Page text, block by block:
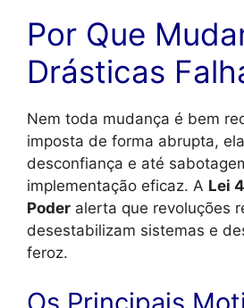
Por Que
Drásticas
Nem toda mudança é bem
imposta de forma abrupta,
desconfiança e até
implementação eficaz. A Lei
Poder alerta que revoluções
desestabilizam sistemas e
feroz.